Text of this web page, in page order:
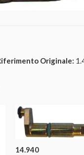
Originale:
14.940